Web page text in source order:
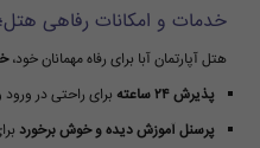
خدمات و امکانات رفاهی
هتل آپارتمان آبا برای رفاه مهمانان خود،
پذیرش ۲۴ ساعته
برای راحتی در
پرسنل آموزش دیده و خوش برخورد